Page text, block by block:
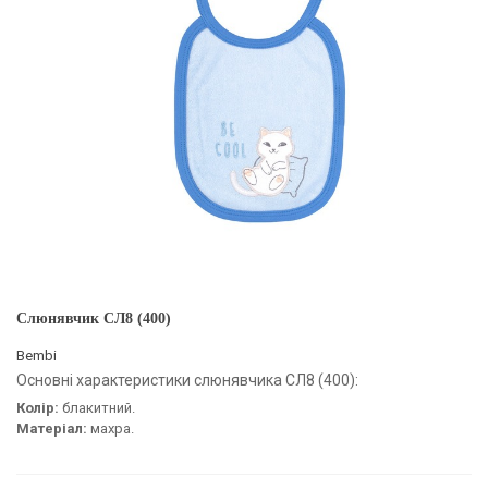
Слюнявчик СЛ8 (400)
Bembi
Основні характеристики слюнявчика СЛ8 (400):
Колір: блакитний.
Матеріал: махра.